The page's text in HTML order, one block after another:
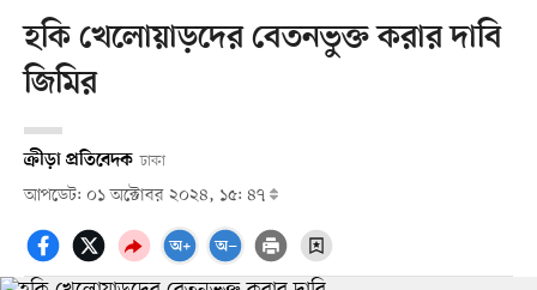
হকি খেলোয়াড়দের বেতনভুক্ত করার দাবি
জিমির
ক্রীড়া প্রতিবেদক ঢাকা
আপডেট: ০১ অক্টোবর ২০২৪, ১৫: ৪৭